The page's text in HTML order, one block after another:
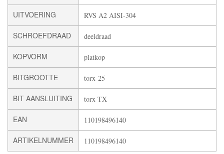
UITVOERING RVS A2 AISI-304
SCHROEFDRAAD deeldraad
KOPVORM platkop
BITGROOTTE torx-25
BIT AANSLUITING torx TX
EAN 110198496140
ARTIKELNUMMER 110198496140